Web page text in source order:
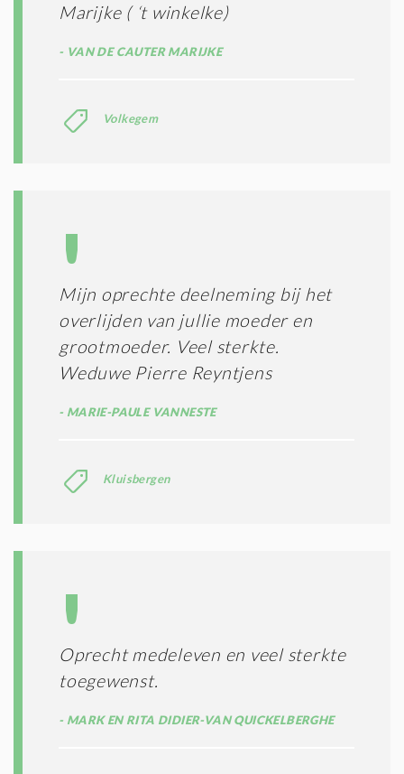
Marijke ( ‘t winkelke)
VAN DE CAUTER MARIJKE
Volkegem
Mijn oprechte deelneming bij het
overlijden van jullie moeder en
grootmoeder. Veel sterkte.
Weduwe Pierre Reyntjens
MARIE-PAULE VANNESTE
Kluisbergen
Oprecht medeleven en veel sterkte
toegewenst.
MARK EN RITA DIDIER-VAN QUICKELBERGHE